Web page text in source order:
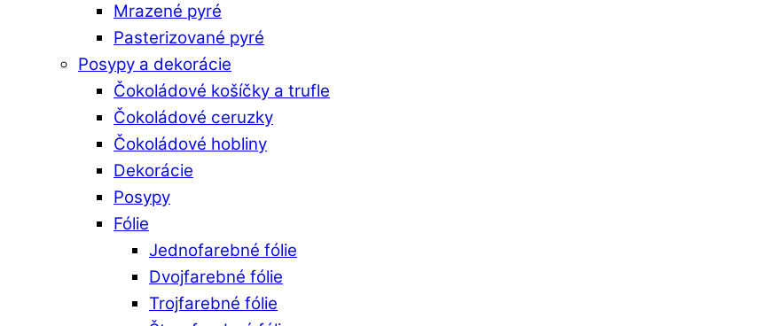
Mrazené pyré
Pasterizované pyré
Posypy a dekorácie
Čokoládové košíčky a trufle
Čokoládové ceruzky
Čokoládové hobliny
Dekorácie
Posypy
Fólie
Jednofarebné fólie
Dvojfarebné fólie
Trojfarebné fólie